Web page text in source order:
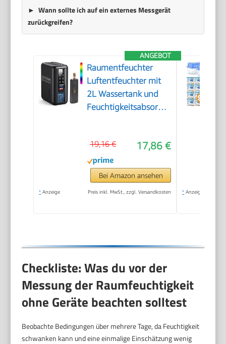
Wann sollte ich auf ein externes Messgerät
zurückgreifen?
ANGEBOT
Raumentfeuchter
Luftentfeuchter mit
2L Wassertank und
Feuchtigkeitsabsorber,
Feuchtigkeitsregelung
für Badezimmer,
Schlafzimmer,
Schrank gegen
Feuchtigkeit
17,86 €
19,16 €
Bei Amazon ansehen
* Anzeige Preis inkl. MwSt., zzgl. Versandkosten * Anzeige
Checkliste: Was du vor der
Messung der Raumfeuchtigkeit
ohne Geräte beachten solltest
Beobachte Bedingungen über mehrere Tage, da Feuchtigkeit
schwanken kann und eine einmalige Einschätzung wenig